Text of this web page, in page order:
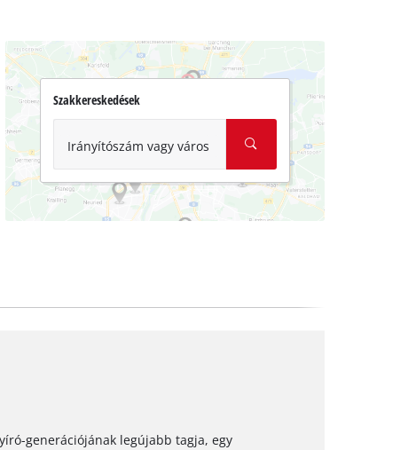
Szakkereskedések
Irányítószám vagy város
generációjának legújabb tagja, egy